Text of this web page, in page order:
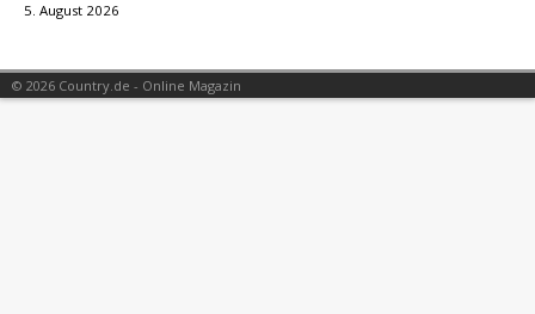
5. August 2026
© 2026 Country.de - Online Magazin